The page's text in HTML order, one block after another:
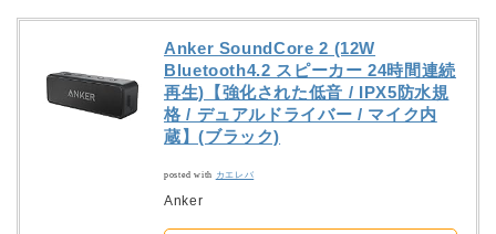
Anker SoundCore 2 (12W
Bluetooth4.2 スピーカー 24時間連続
再生)【強化された低音 / IPX5防水規
格 / デュアルドライバー / マイク内
蔵】(ブラック)
posted with カエレバ
Anker